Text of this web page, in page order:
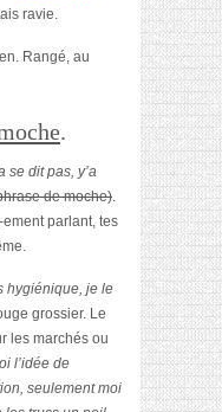
ravie.
Rangé, au
.
se dit pas, y’a
de moche).
ement parlant, tes
hygiénique, je le
grossier. Le
les marchés ou
l’idée de
seulement moi